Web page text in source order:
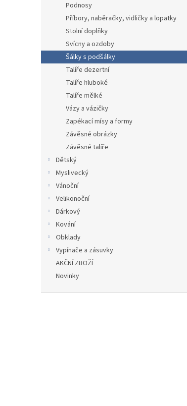
Podnosy
Příbory, naběračky, vidličky a lopatky
Stolní doplňky
Svícny a ozdoby
Šálky s podšálky
Talíře dezertní
Talíře hluboké
Talíře mělké
Vázy a vázičky
Zapékací mísy a formy
Závěsné obrázky
Závěsné talíře
Dětský
Myslivecký
Vánoční
Velikonoční
Dárkový
Kování
Obklady
Vypínače a zásuvky
AKČNÍ ZBOŽÍ
Novinky